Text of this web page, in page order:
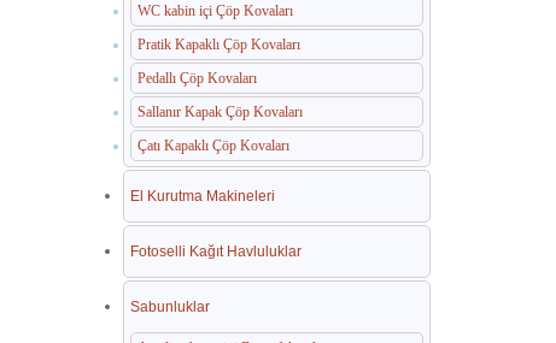
WC kabin içi Çöp Kovaları
Pratik Kapaklı Çöp Kovaları
Pedallı Çöp Kovaları
Sallanır Kapak Çöp Kovaları
Çatı Kapaklı Çöp Kovaları
El Kurutma Makineleri
Fotoselli Kağıt Havluluklar
Sabunluklar